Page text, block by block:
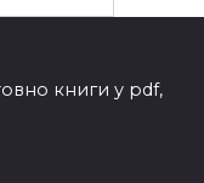
книги у pdf,